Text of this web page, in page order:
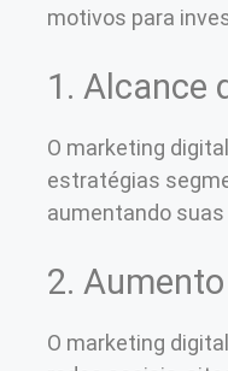
motivos para
1. Alcance
O marketing
estratégias
aumentando
2.
O marketing